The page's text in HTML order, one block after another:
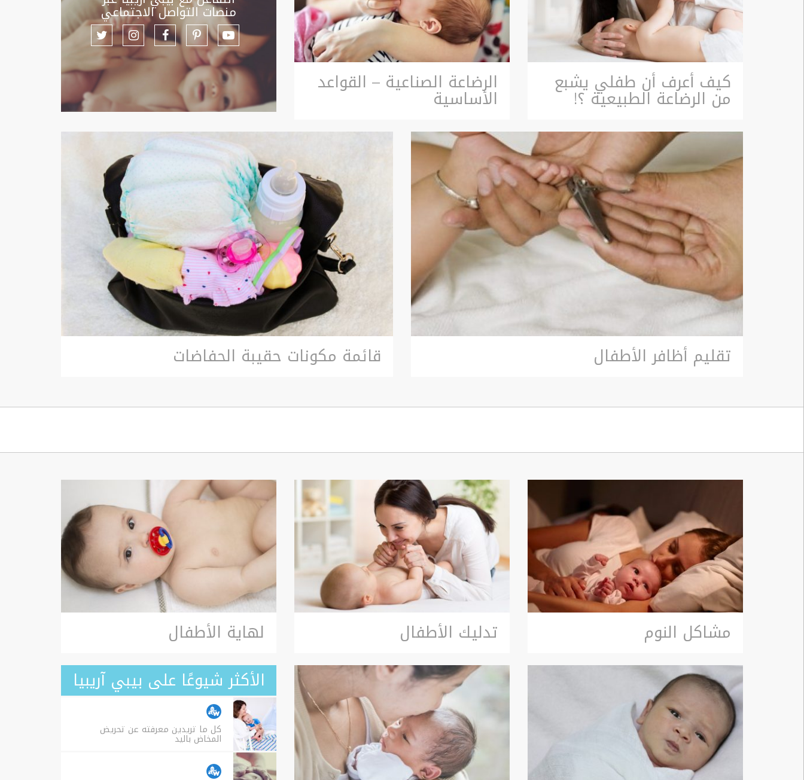
كيف أعرف أن طفلي يشبع
من الرضاعة الطبيعية ؟!
الرضاعة الصناعية – القواعد
الأساسية
منصات التواصل الاجتماعي
تقليم أظافر الأطفال قائمة مكونات حقيبة الحفاضات
مشاكل النوم تدليك الأطفال لهاية الأطفال
الأكثر شيوعًا على بيبي آريبيا
كل ما تريدين معرفته عن تحريض
المخاض باليد